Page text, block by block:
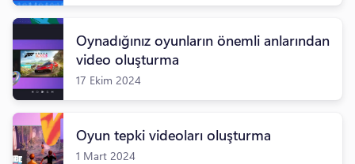
Oynadığınız oyunların önemli anlarından
video oluşturma
17 Ekim 2024
Oyun tepki videoları oluşturma
1 Mart 2024